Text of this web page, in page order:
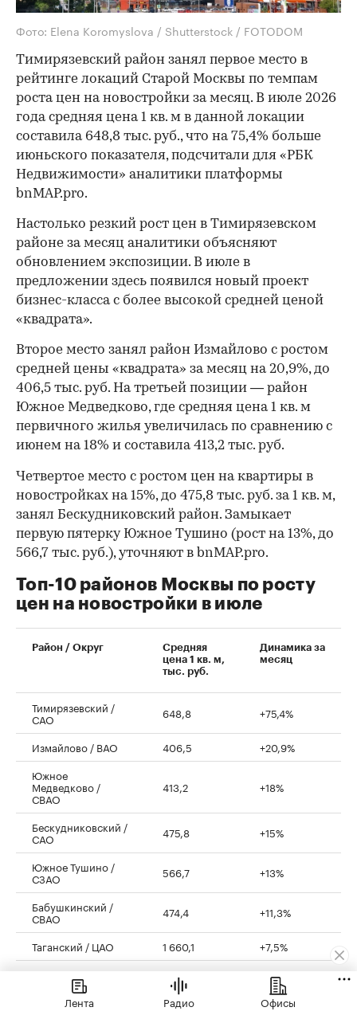
Фото: Elena Koromyslova / Shutterstock / FOTODOM
Тимирязевский район занял первое место в
рейтинге локаций Старой Москвы по темпам
роста цен на новостройки за месяц. В июле 2026
года средняя цена 1 кв. м в данной локации
составила 648,8 тыс. руб., что на 75,4% больше
июньского показателя, подсчитали для «РБК
Недвижимости» аналитики платформы
bnMAP.pro.
Настолько резкий рост цен в Тимирязевском
районе за месяц аналитики объясняют
обновлением экспозиции. В июле в
предложении здесь появился новый проект
бизнес-класса с более высокой средней ценой
«квадрата».
Второе место занял район Измайлово с ростом
средней цены «квадрата» за месяц на 20,9%, до
406,5 тыс. руб. На третьей позиции — район
Южное Медведково, где средняя цена 1 кв. м
первичного жилья увеличилась по сравнению с
июнем на 18% и составила 413,2 тыс. руб.
00:00 / 00:00
Четвертое место с ростом цен на квартиры в
новостройках на 15%, до 475,8 тыс. руб. за 1 кв. м,
занял Бескудниковский район. Замыкает
первую пятерку Южное Тушино (рост на 13%, до
566,7 тыс. руб.), уточняют в bnMAP.pro.
Топ-10 районов Москвы по росту
цен на новостройки в июле
Район / Округ
Средняя
цена 1 кв. м,
тыс. руб.
Динамика за
месяц
Тимирязевский /
САО 648,8 +75,4%
Измайлово / ВАО 406,5
+20,9%
Южное
Медведково /
СВАО
413,2 +18%
Бескудниковский /
САО 475,8 +15%
Южное Тушино /
СЗАО 566,7 +13%
Бабушкинский /
СВАО 474,4 +11,3%
Таганский / ЦАО 1 660,1
+7,5%
530,4
+7,4%
Солнцево / ЗАО
459,2 +6,9%
Лента Радио Офисы